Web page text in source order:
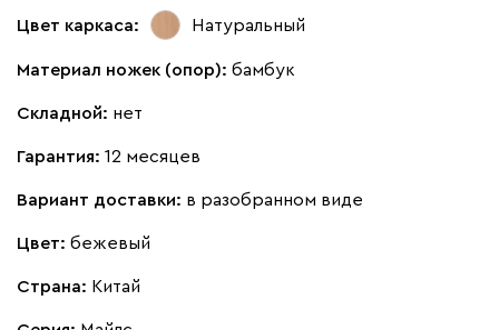
Цвет каркаса: Натуральный
Материал ножек (опор): бамбук
Складной: нет
Гарантия: 12 месяцев
Вариант доставки: в разобранном виде
Цвет: бежевый
Страна: Китай